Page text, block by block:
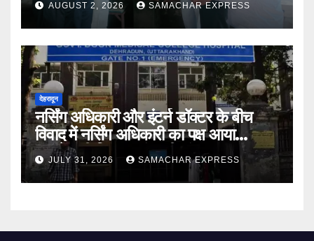
लोकमान्य बाल गंगाधर तिलक की 106वीं
पुण्यतिथि पर मानवाधिकार ब्यूरो उत्तराखंड ने दी
भावभीनी श्रद्धांजलि
AUGUST 2, 2026 SAMACHAR EXPRESS